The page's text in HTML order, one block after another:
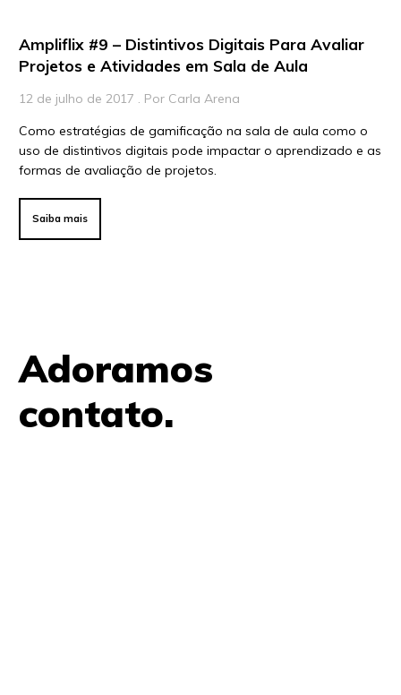
Artigos
Para Educadores
Para Líderes
Ampliflix #9 – Distintivos Digitais Para Avaliar
Projetos e Atividades em Sala de Aula
12 de julho de 2017 . Por Carla Arena
Como estratégias de gamificação na sala de aula como o
uso de distintivos digitais pode impactar o aprendizado e as
formas de avaliação de projetos.
Saiba mais
Adoramos
contato.